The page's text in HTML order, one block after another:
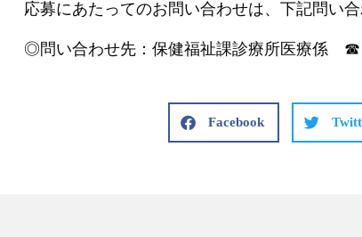
応募にあたってのお問い合わせは、下記問い合
◎問い合わせ先：保健福祉課診療所医療係 ☎５
Facebook